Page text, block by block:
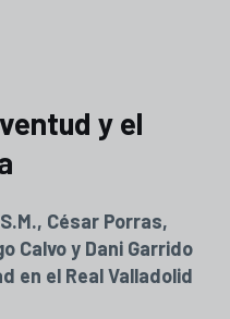
y el
César Porras,
Calvo y Dani Garrido
en el Real Valladolid